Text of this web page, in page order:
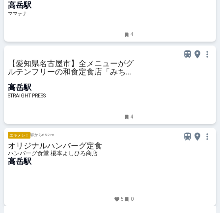
| ママテナ
高岳駅
ママテナ
4
【愛知県名古屋市】全メニューがグ
ルテンフリーの和食定食店「みちの
高岳駅
STRAIGHT PRESS
4
エキメシ！ 駅から652 m
オリジナルハンバーグ定食
ハンバーグ食堂 榎本よしひろ商店
高岳駅
5 0